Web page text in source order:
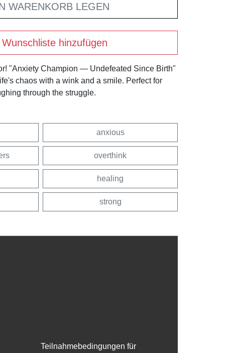
WARENKORB LEGEN
hinzufügen
"Anxiety Champion — Undefeated Since Birth"
chaos with a wink and a smile. Perfect for
through the struggle.
anxious
overthink
healing
strong
Teilnahmebedingungen für